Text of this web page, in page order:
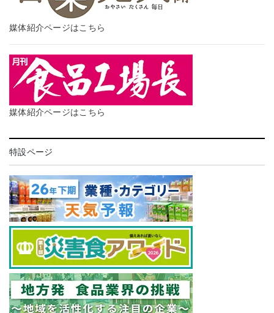
媒体紹介ページはこちら
媒体紹介ページはこちら
特設ページ